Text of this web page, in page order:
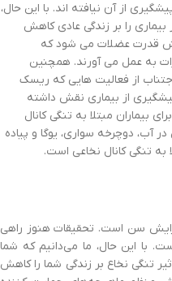
از آن نیافته اند. با این حال،
بیماری را بر زندگی عادی کاهش
قدرت عضلات می شود که
به عمل می آورند. همچنین
از فعالیت هایی که ریسک
از بیماری نقش داشته
بیماران مبتلا به تنگی کانال
آب، دوچرخه سواری، یوگا و پیاده
به تنگی کانال نخاعی است.
سن است. تحقیقات هنوز راهی
با این حال، ما می‌دانیم که شما
تنگی نخاع بر زندگی شما را کاهش